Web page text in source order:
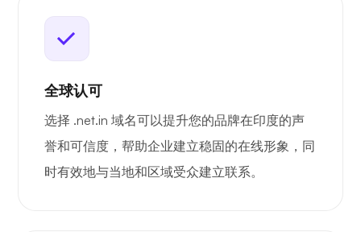
全球认可
选择 .net.in 域名可以提升您的品牌在印度的声
誉和可信度，帮助企业建立稳固的在线形象，同
时有效地与当地和区域受众建立联系。